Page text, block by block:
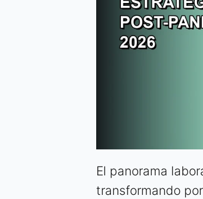
El panorama
transformando